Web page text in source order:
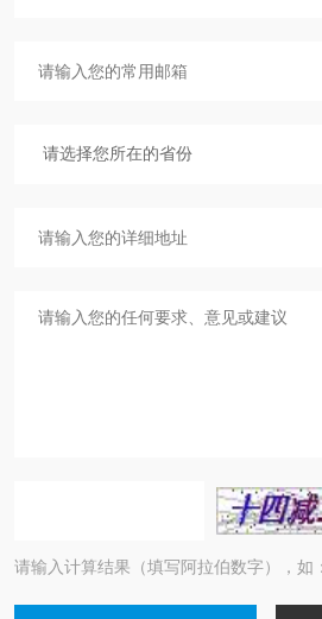
请输入计算结果（填写阿拉伯数字），如